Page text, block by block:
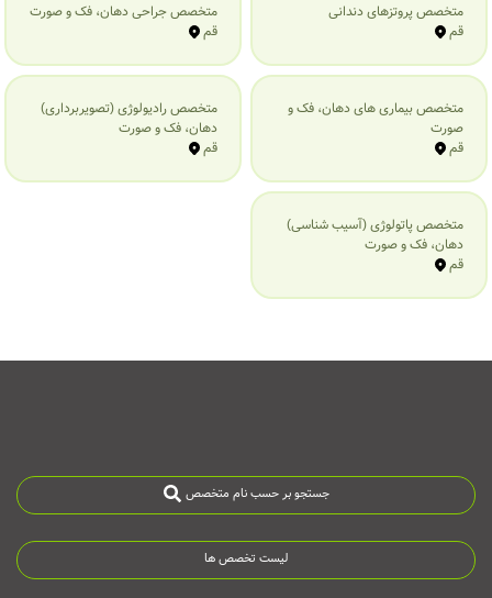
متخصص پروتزهای دندانی
قم
متخصص جراحی دهان، فک و صورت
قم
متخصص بیماری‌ های دهان، فک و
صورت
قم
متخصص رادیولوژی (تصویربرداری)
دهان، فک و صورت
قم
متخصص پاتولوژی (آسیب شناسی)
دهان، فک و صورت
قم
جستجو بر حسب نام متخصص
لیست تخصص ها